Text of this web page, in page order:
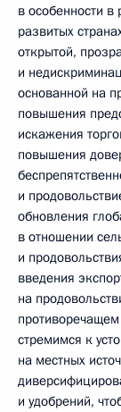
в особенности
развитых
открытой,
и
основанной на
повышения
искажения
повышения
и
обновления
в отношении
и
введения
на
стремимся к
на местных
и удобрений,